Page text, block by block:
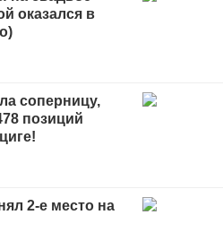
оказался в
соперницу,
позиций
2-е место на